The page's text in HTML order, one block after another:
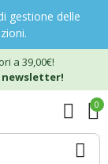
gestione delle
a 39,00€!
newsletter!
0